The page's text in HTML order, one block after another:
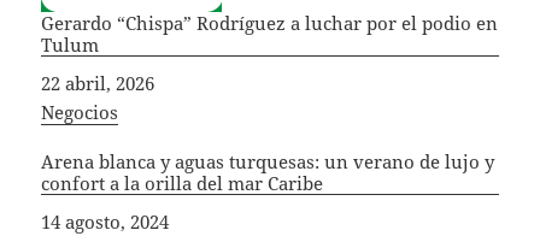
Gerardo “Chispa” Rodríguez a luchar por el podio en
Tulum
Fecha
22 abril, 2026
In relation to
Negocios
Arena blanca y aguas turquesas: un verano de lujo y
confort a la orilla del mar Caribe
Fecha
14 agosto, 2024